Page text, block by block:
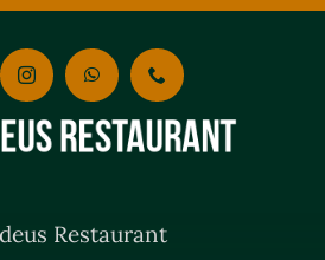
Restaurant